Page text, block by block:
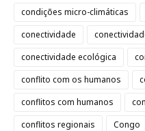
condições micro-climáticas
conectividade
conectividade ecológica
conflito com os humanos
conflitos com humanos
conflitos regionais
Congo